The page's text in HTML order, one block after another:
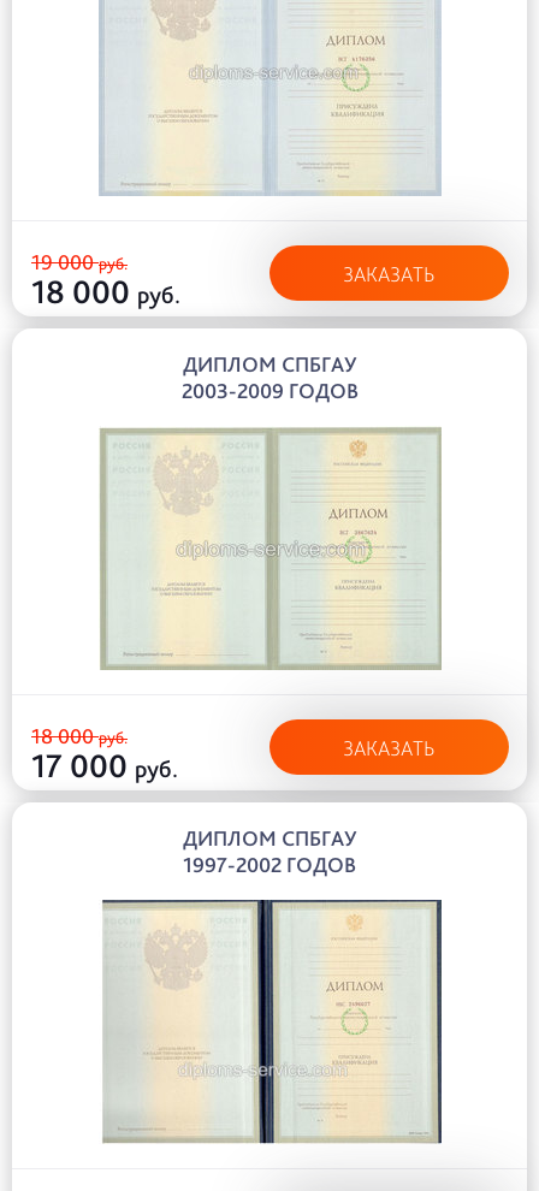
19 000руб.
18 000 руб.
ЗАКАЗАТЬ
ДИПЛОМ СПБГАУ
2003-2009 ГОДОВ
18 000руб.
17 000 руб.
ЗАКАЗАТЬ
ДИПЛОМ СПБГАУ
1997-2002 ГОДОВ